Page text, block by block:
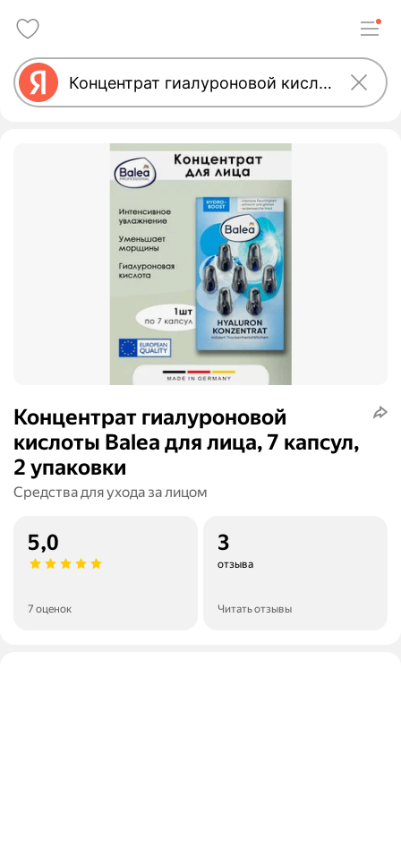
Концентрат гиалуроновой
кислоты Balea для лица, 7 капсул,
2 упаковки
Средства для ухода за лицом
5,0
7 оценок
3
отзыва
Читать отзывы